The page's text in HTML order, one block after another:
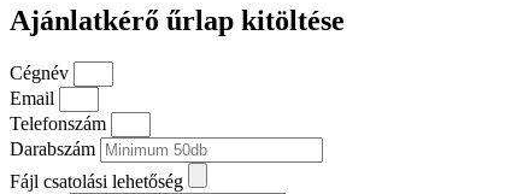
Ajánlatkérő űrlap kitöltése
Cégnév
Email
Telefonszám
Darabszám
Fájl csatolási lehetőség